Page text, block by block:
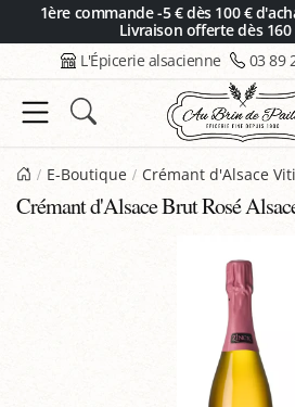
1ère commande -5 € dès 100 €
Livraison offerte dès
L'Épicerie alsacienne 03 89
E-Boutique Crémant d'Alsace
Crémant d'Alsace Brut Rosé
Panneau de gestion des cookies